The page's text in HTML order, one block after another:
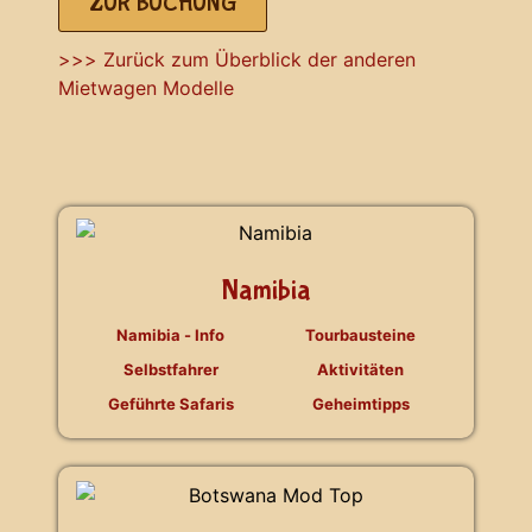
>>> Zurück zum Überblick der anderen
Mietwagen Modelle
Namibia
Namibia - Info
Selbstfahrer
Geführte Safaris
Tourbausteine
Aktivitäten
Geheimtipps